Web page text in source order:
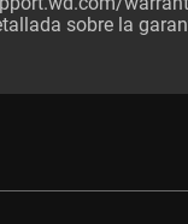
sobre la